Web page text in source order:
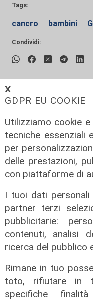
𝗫
GDPR EU COOKIE
Utilizziamo cookie
tecniche essenziali
per
delle prestazioni,
con piattaforme di
I tuoi dati
partner terzi
pubblicitarie:
contenuti, analisi
ricerca del pubblico
Rimane in tuo
toto, rifiutare in
specifiche
Tags:
cancro bambini
Condividi:
ALTRE NOTIZIE